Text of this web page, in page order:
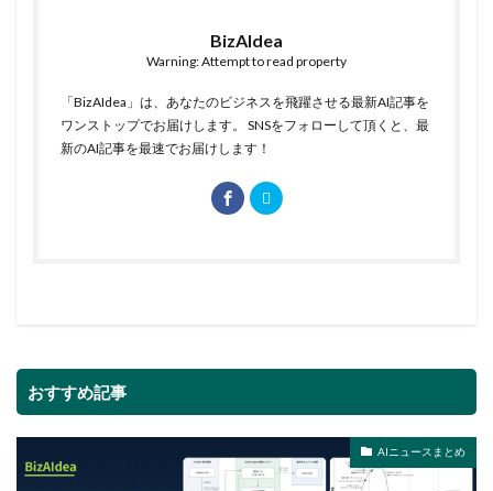
BizAIdea
Warning: Attempt to read property
「BizAIdea」は、あなたのビジネスを飛躍させる最新AI記事を
ワンストップでお届けします。 SNSをフォローして頂くと、最
新のAI記事を最速でお届けします！
おすすめ記事
AIニュースまとめ